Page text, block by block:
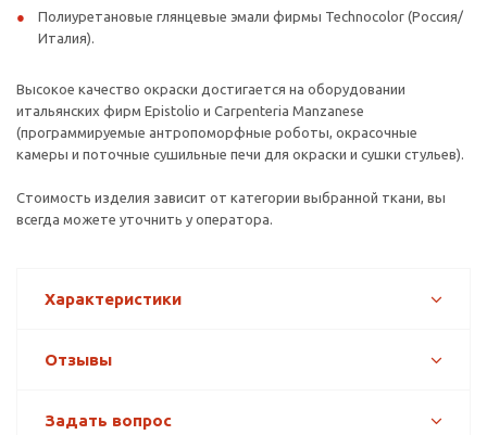
Полиуретановые глянцевые эмали фирмы Technocolor (Россия/
Италия).
Высокое качество окраски достигается на оборудовании
итальянских фирм Epistolio и Carpenteria Manzanese
(программируемые антропоморфные роботы, окрасочные
камеры и поточные сушильные печи для окраски и сушки стульев).
Стоимость изделия зависит от категории выбранной ткани, вы
всегда можете уточнить у оператора.
Характеристики
Отзывы
Задать вопрос